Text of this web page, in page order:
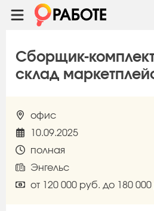
Сборщик-
склад
офис
10.09.2025
полная
Энгельс
от 120 000 руб. до 180